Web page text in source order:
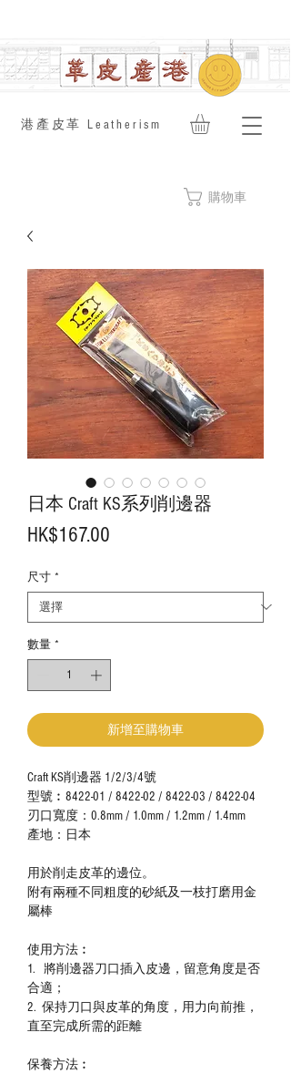
​港產皮革 Leatherism
購物車
日本 Craft KS系列削邊器
HK$167.00
尺寸 *
數量 *
新增至購物車
Craft KS削邊器 1/2/3/4號
型號︰8422-01 / 8422-02 / 8422-03 / 8422-04
刃口寬度： 0.8mm / 1.0mm / 1.2mm / 1.4mm
產地：日本
用於削走皮革的邊位。
附有兩種不同粗度的砂紙及一枝打磨用金
屬棒
使用方法︰
1. 將削邊器刀口插入皮邊，留意角度是否
合適；
2. 保持刀口與皮革的角度，用力向前推，
直至完成所需的距離
保養方法︰